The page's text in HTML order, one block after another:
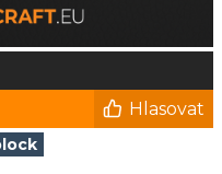
Hlasovat